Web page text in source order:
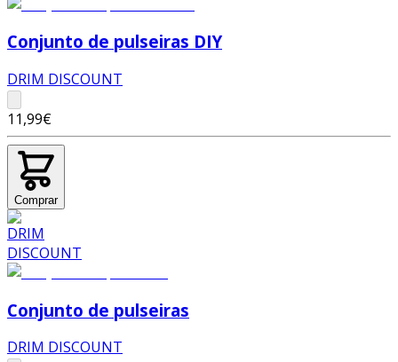
Conjunto de pulseiras DIY
DRIM DISCOUNT
11,99€
Comprar
Conjunto de pulseiras
DRIM DISCOUNT